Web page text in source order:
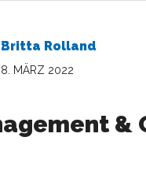
Britta Rolland
8. MÄRZ 2022
&